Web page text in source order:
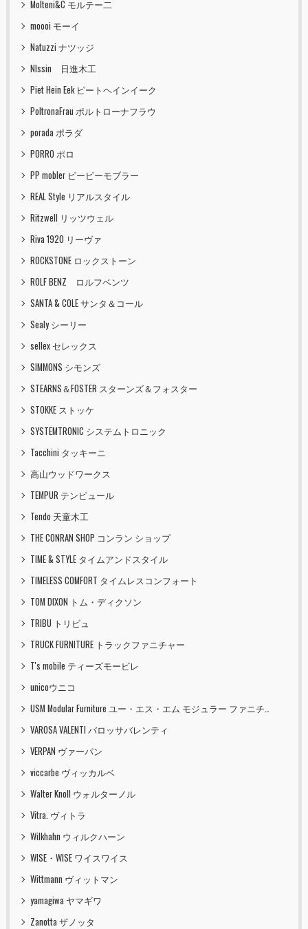
Molteni&C モルテー二
moooi モーイ
Natuzzi ナツッジ
NIssin 日進木工
Piet Hein Eek ピートヘインイーク
PoltronaFrau ポルトローナフラウ
porada ポラダ
PORRO ポロ
PP mobler ピーピーモブラー
REAL Style リアルスタイル
Ritzwell リッツウェル
Riva 1920 リーヴァ
ROCKSTONE ロックストーン
ROLF BENZ ロルフベンツ
SANTA & COLE サンタ＆コール
Sealy シーリー
sellex セレックス
SIMMONS シモンズ
STEARNS＆FOSTER スターンズ＆フォスター
STOKKE ストッケ
SYSTEMTRONIC システムトロニック
Tacchini タッキーニ
高山ウッドワークス
TEMPUR テンピュール
Tendo 天童木工
THE CONRAN SHOP コンラン ショップ
TIME & STYLE タイムアンドスタイル
TIMELESS COMFORT タイムレスコンフォート
TOM DIXON トム・ディクソン
TRIBU トリビュ
TRUCK FURNITURE トラックファニチャー
T's mobile ティーズモービレ
unicoウニコ
USM Modular Furniture ユー・エス・エム モジュラー ファニチャー
VAROSA VALENTI バロッサバレンティ
VERPAN ヴァーパン
viccarbe ヴィッカルベ
Walter Knoll ウォルターノル
Vitra. ヴィトラ
Wilkhahn ウィルクハーン
WISE・WISE ワイスワイス
Wittmann ヴィットマン
yamagiwa ヤマギワ
Zanotta ザノッタ